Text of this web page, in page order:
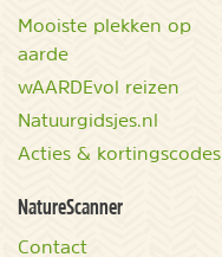
Mooiste plekken op
aarde
wAARDEvol reizen
Natuurgidsjes.nl
Acties & kortingscodes
NatureScanner
Contact